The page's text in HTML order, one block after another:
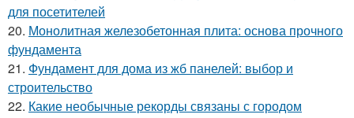
для посетителей
20. Монолитная железобетонная плита: основа прочного
фундамента
21. Фундамент для дома из жб панелей: выбор и
строительство
22. Какие необычные рекорды связаны с городом